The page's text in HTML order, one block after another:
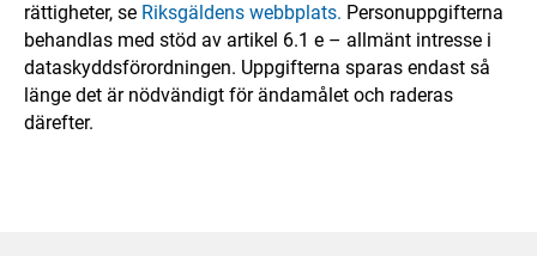
rättigheter, se Riksgäldens webbplats. Personuppgifterna
behandlas med stöd av artikel 6.1 e – allmänt intresse i
dataskyddsförordningen. Uppgifterna sparas endast så
länge det är nödvändigt för ändamålet och raderas
därefter.